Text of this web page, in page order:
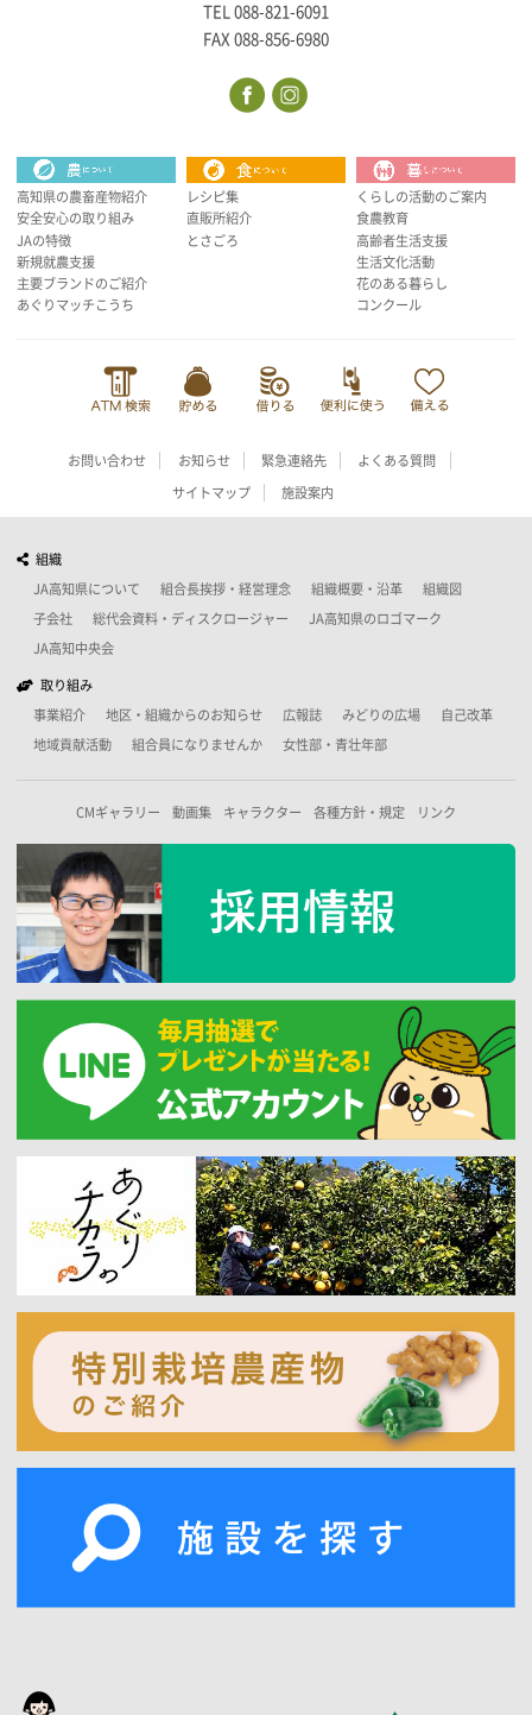
TEL 088-821-6091
FAX 088-856-6980
高知県の農畜産物紹介
安全安心の取り組み
JAの特徴
新規就農支援
主要ブランドのご紹介
あぐりマッチこうち
レシピ集
直販所紹介
とさごろ
くらしの活動のご案内
食農教育
高齢者生活支援
生活文化活動
花のある暮らし
コンクール
お問い合わせ お知らせ 緊急連絡先 よくある質問
サイトマップ 施設案内
組織
JA高知県について 組合長挨拶・経営理念 組織概要・沿革 組織図
子会社 総代会資料・ディスクロージャー JA高知県のロゴマーク
JA高知中央会
取り組み
事業紹介 地区・組織からのお知らせ 広報誌 みどりの広場 自己改革
地域貢献活動 組合員になりませんか 女性部・青壮年部
CMギャラリー 動画集 キャラクター 各種方針・規定 リンク